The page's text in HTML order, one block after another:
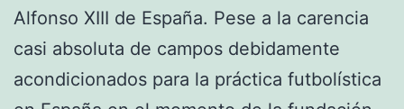
Alfonso XIII de España. Pese a la carencia
casi absoluta de campos debidamente
acondicionados para la práctica futbolística